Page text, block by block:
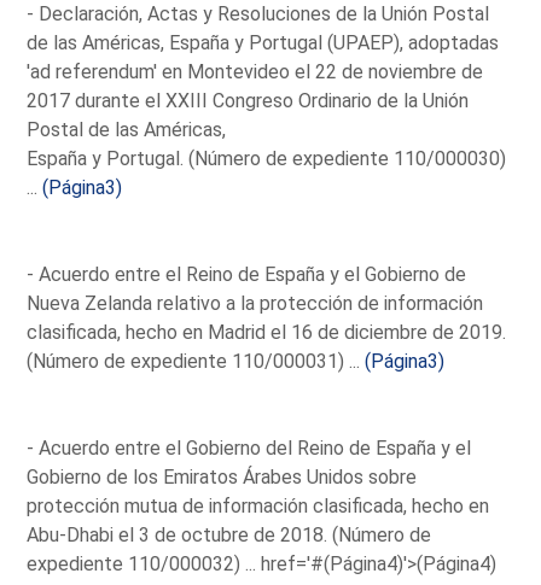
- Declaración, Actas y Resoluciones de la Unión Postal
de las Américas, España y Portugal (UPAEP), adoptadas
'ad referendum' en Montevideo el 22 de noviembre de
2017 durante el XXIII Congreso Ordinario de la Unión
Postal de las Américas,
España y Portugal. (Número de expediente 110/000030)
...(Página3)
- Acuerdo entre el Reino de España y el Gobierno de
Nueva Zelanda relativo a la protección de información
clasificada, hecho en Madrid el 16 de diciembre de 2019.
(Número de expediente 110/000031) ...(Página3)
- Acuerdo entre el Gobierno del Reino de España y el
Gobierno de los Emiratos Árabes Unidos sobre
protección mutua de información clasificada, hecho en
Abu-Dhabi el 3 de octubre de 2018. (Número de
expediente 110/000032) ...href='#(Página4)'>(Página4)